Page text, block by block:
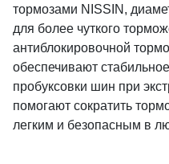
тормозами NISSIN,
для более чуткого
антиблокировочной
обеспечивают
пробуксовки шин при
помогают сократить
легким и безопасным в